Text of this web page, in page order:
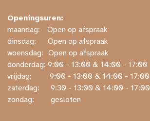
Openingsuren:
maandag:
​​Open op afspraak
dinsdag:
​Open op afspraak
woensdag: ​Open op afspraak
donderdag: ​9:00 - 13:00 & 14:00 - 17:00
vrijdag:
​ ​9:00 - 13:00 & 14:00 - 17:00
zaterdag:
​ ​9:30 - 13:00 & 14:00 - 17:00
zondag:
​ gesloten